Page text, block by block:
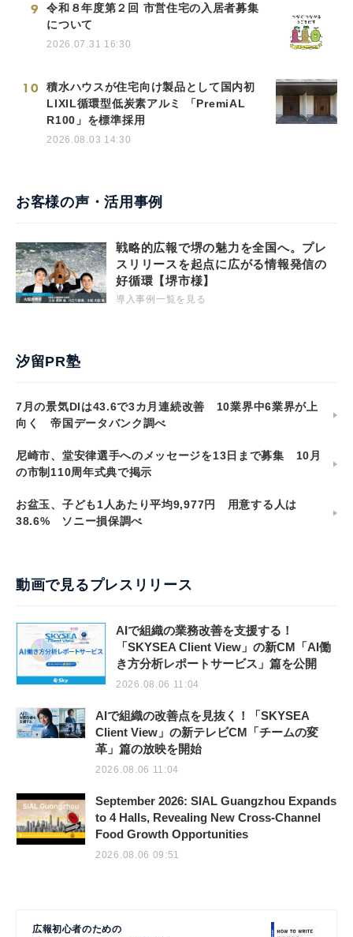
9
令和８年度第２回 市営住宅の入居者募集
について
2026.07.31 16:30
10
積水ハウスが住宅向け製品として国内初
LIXIL循環型低炭素アルミ 「PremiAL
R100」を標準採用
2026.08.03 14:30
お客様の声・活用事例
戦略的広報で堺の魅力を全国へ。プレ
スリリースを起点に広がる情報発信の
好循環【堺市様】
導入事例一覧を見る
汐留PR塾
7月の景気DIは43.6で3カ月連続改善 10業界中6業界が上
向く 帝国データバンク調べ
尼崎市、堂安律選手へのメッセージを13日まで募集 10月
の市制110周年式典で掲示
お盆玉、子ども1人あたり平均9,977円 用意する人は
38.6% ソニー損保調べ
動画で見るプレスリリース
AIで組織の業務改善を支援する！
「SKYSEA Client View」の新CM「AI働
き方分析レポートサービス」篇を公開
2026.08.06 11:04
AIで組織の改善点を見抜く！「SKYSEA
Client View」の新テレビCM「チームの変
革」篇の放映を開始
2026.08.06 11:04
September 2026: SIAL Guangzhou Expands
to 4 Halls, Revealing New Cross-Channel
Food Growth Opportunities
2026.08.06 09:51
広報初心者のための